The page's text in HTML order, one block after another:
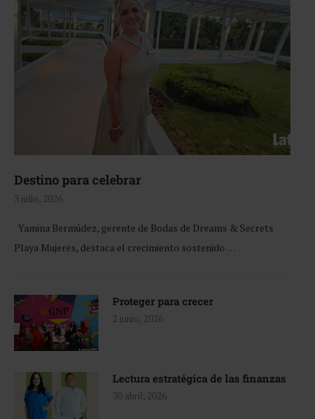
Destino para celebrar
3 julio, 2026
Yamina Bermúdez, gerente de Bodas de Dreams & Secrets
Playa Mujeres, destaca el crecimiento sostenido …
Proteger para crecer
2 junio, 2026
Lectura estratégica de las finanzas
30 abril, 2026